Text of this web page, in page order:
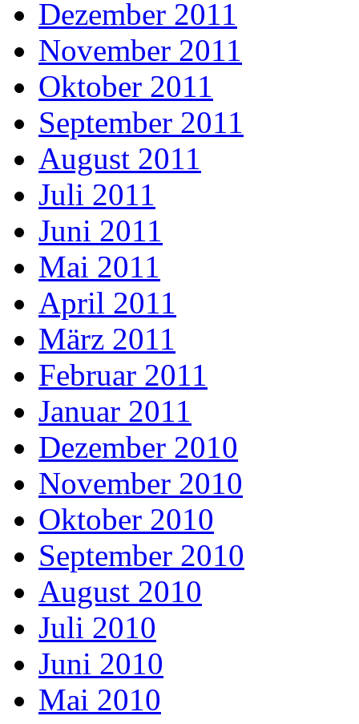
Dezember 2011
November 2011
Oktober 2011
September 2011
August 2011
Juli 2011
Juni 2011
Mai 2011
April 2011
März 2011
Februar 2011
Januar 2011
Dezember 2010
November 2010
Oktober 2010
September 2010
August 2010
Juli 2010
Juni 2010
Mai 2010